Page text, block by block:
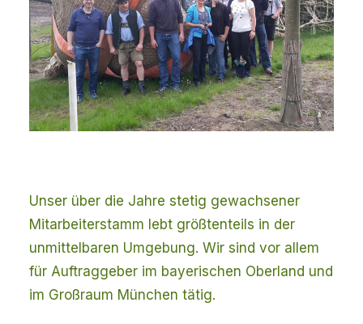
Unser über die Jahre stetig gewachsener
Mitarbeiterstamm lebt größtenteils in der
unmittelbaren Umgebung. Wir sind vor allem
für Auftraggeber im bayerischen Oberland und
im Großraum München tätig.